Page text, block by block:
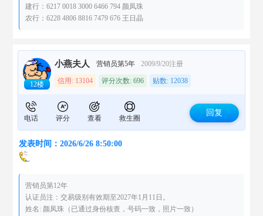
建行：6217 0018 3000 6466 794 颜凤珠
农行：6228 4806 8816 7479 676 王日晶
12楼
小燕夫人 营销员第5年 2009/9/20注册
信用: 13104 评分次数: 696 贴数: 12038
电话 评分 查看 救生圈
回复
发表时间：2026/6/26 8:50:00
营销员第12年
认证员注：交易级别有效期至2027年1月11日。
姓名: 颜凤珠（已通过身份核查，号码一致，照片一致）